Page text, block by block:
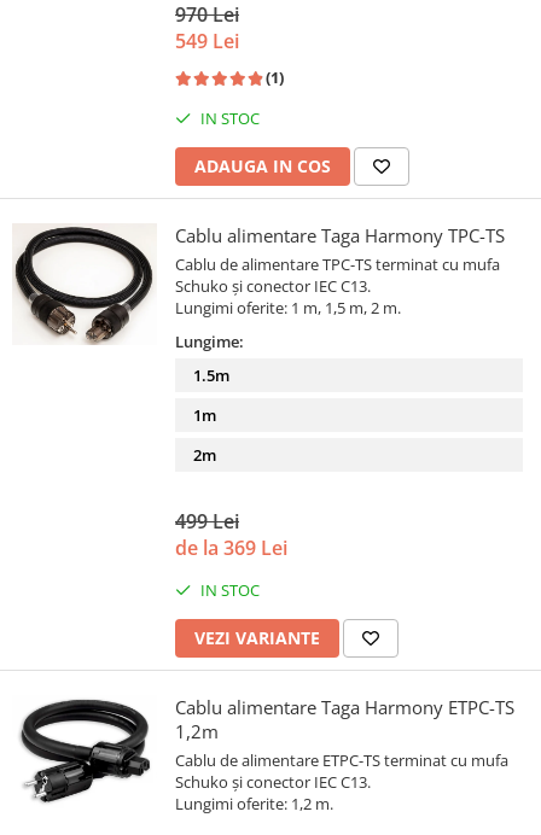
970 Lei
549 Lei
(1)
IN STOC
ADAUGA IN COS
Cablu alimentare Taga Harmony TPC-TS
Cablu de alimentare TPC-TS terminat cu mufa
Schuko și conector IEC C13.
Lungimi oferite: 1 m, 1,5 m, 2 m.
Lungime:
1.5m
1m
2m
499 Lei
de la 369 Lei
IN STOC
VEZI VARIANTE
Cablu alimentare Taga Harmony ETPC-TS
1,2m
Cablu de alimentare ETPC-TS terminat cu mufa
Schuko și conector IEC C13.
Lungimi oferite: 1,2 m.